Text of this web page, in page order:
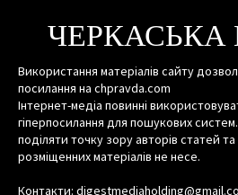
ЧЕРКАСЬКА
Використання матеріалів сайту
посилання на chpravda.com
Інтернет-медіа повинні
гіперпосилання для пошукових
поділяти точку зору авторів статей та
розміщенних матеріалів не несе.
Контакти: